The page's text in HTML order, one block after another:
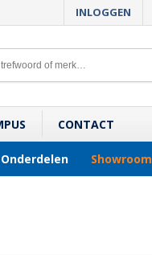
INLOGGEN
CONTACT
Onderdelen Showroom